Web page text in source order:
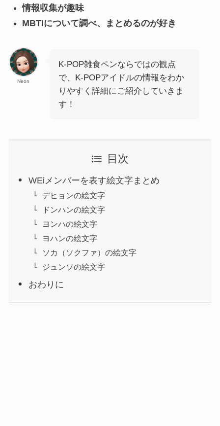
情報収集が趣味
MBTIについて調べ、まとめるのが好き
Neon
K-POP雑食ペンならではの観点
で、K-POPアイドルの情報をわか
りやすく詳細にご紹介していきま
す！
目次
WEiメンバーを表す絵文字まとめ
デヒョンの絵文字
ドンハンの絵文字
ヨンハの絵文字
ヨハンの絵文字
ソカ（ソクファ）の絵文字
ジュンソの絵文字
おわりに